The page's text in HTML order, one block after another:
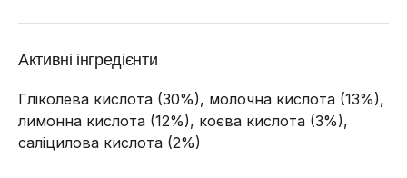
Активні інгредієнти
Гліколева кислота (30%), молочна кислота (13%),
лимонна кислота (12%), коєва кислота (3%),
саліцилова кислота (2%)